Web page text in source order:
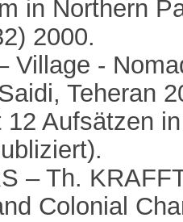
in Northern
2000.
Village -
Teheran
12 Aufsätzen
– Th.
Colonial